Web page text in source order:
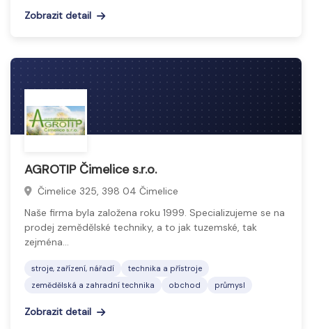
Zobrazit detail
AGROTIP Čimelice s.r.o.
Čimelice 325, 398 04 Čimelice
Naše firma byla založena roku 1999. Specializujeme se na
prodej zemědělské techniky, a to jak tuzemské, tak
zejména…
stroje, zařízení, nářadí
technika a přístroje
zemědělská a zahradní technika
obchod průmysl
Zobrazit detail